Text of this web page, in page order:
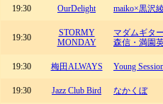
19:30 OurDelight maiko×黒沢綾
19:30
STORMY
MONDAY
マダムギタ
森信・満園
19:30
梅田ALWAYS Young
19:30
Jazz Club Bird なかくぼ